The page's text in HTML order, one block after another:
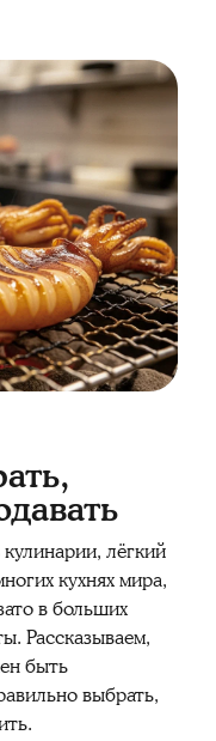
лёгкий
кухнях мира,
в больших
Рассказываем,
быть
выбрать,